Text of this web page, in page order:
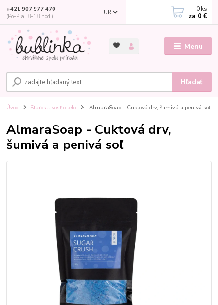
Menu
EUR
Hľadať
+421 907 977 470
(Po-Pia, 8-18 hod.)
0 ks
za 0 €
Úvod Starostlivosť o telo AlmaraSoap - Cuktová drv, šumivá a penivá soľ
AlmaraSoap - Cuktová drv,
šumivá a penivá soľ